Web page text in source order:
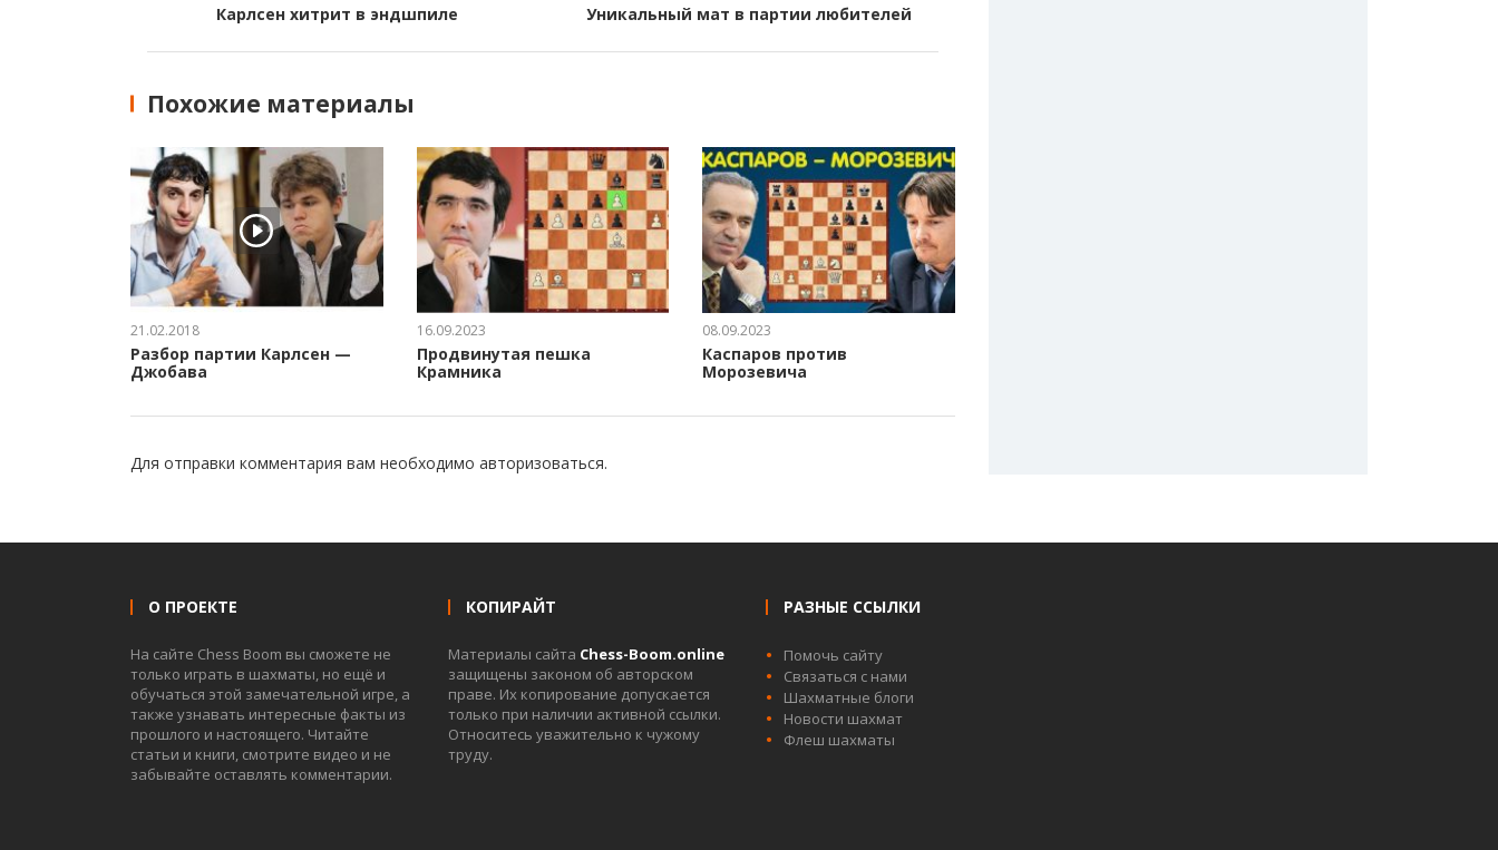
Карлсен хитрит в эндшпиле
Уникальный мат в партии любителей
Похожие материалы
21.02.2018
Разбор партии Карлсен —
Джобава
16.09.2023
Продвинутая пешка
Крамника
08.09.2023
Каспаров против
Морозевича
Для отправки комментария вам необходимо авторизоваться.
О ПРОЕКТЕ
На сайте Chess Boom вы сможете не
только играть в шахматы, но ещё и
обучаться этой замечательной игре, а
также узнавать интересные факты из
прошлого и настоящего. Читайте
статьи и книги, смотрите видео и не
забывайте оставлять комментарии.
КОПИРАЙТ
Материалы сайта Chess-Boom.online
защищены законом об авторском
праве. Их копирование допускается
только при наличии активной ссылки.
Относитесь уважительно к чужому
труду.
РАЗНЫЕ ССЫЛКИ
Помочь сайту
Связаться с нами
Шахматные блоги
Новости шахмат
Флеш шахматы